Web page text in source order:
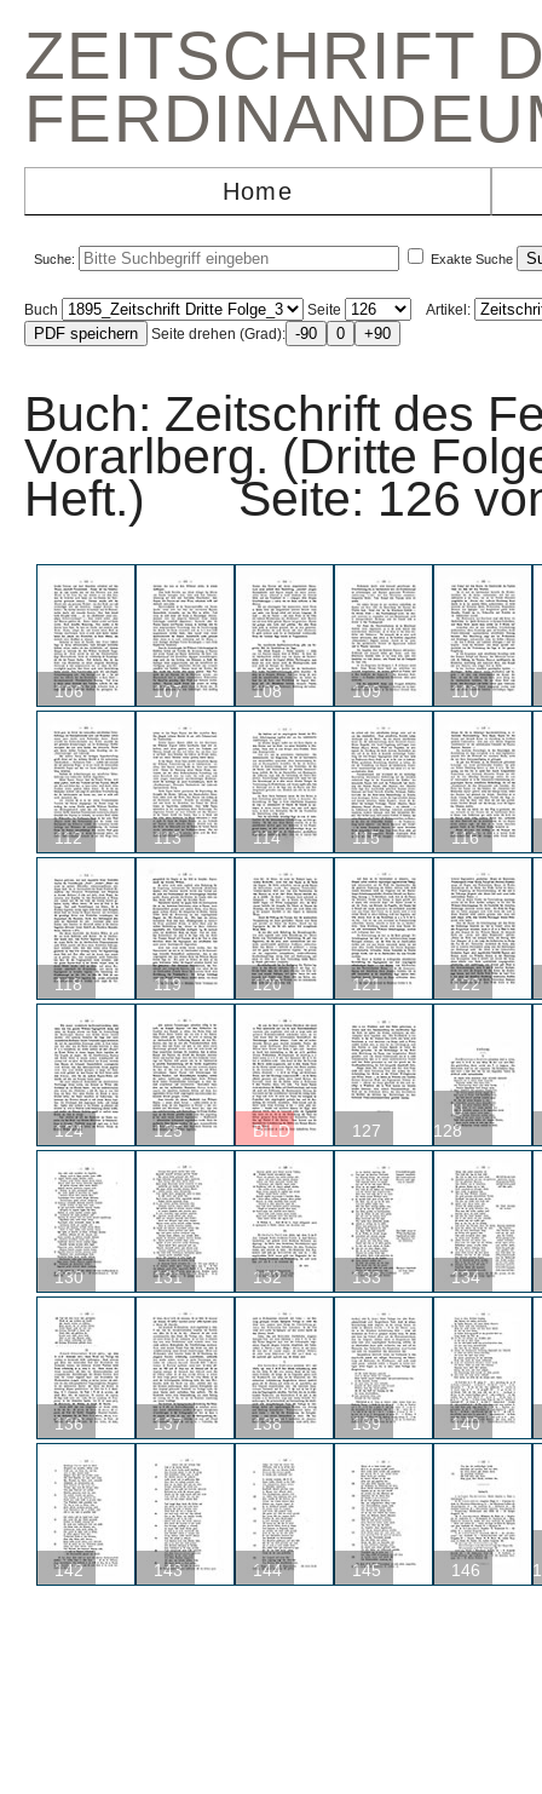
ZEITSCHRIFT
Home
Suche: Exakte Suche
Buch Seite
Artikel:
Seite drehen (Grad):
Buch: Zeitschrift des
Vorarlberg. (Dritte
Heft.) Seite: 126
106 107 108 109 110
112 113 114 115 116
118 119 120 121 122
124 125 BILD 127
U
128
130 131 132 133 134
136 137 138 139 140
142 143 144 145 146